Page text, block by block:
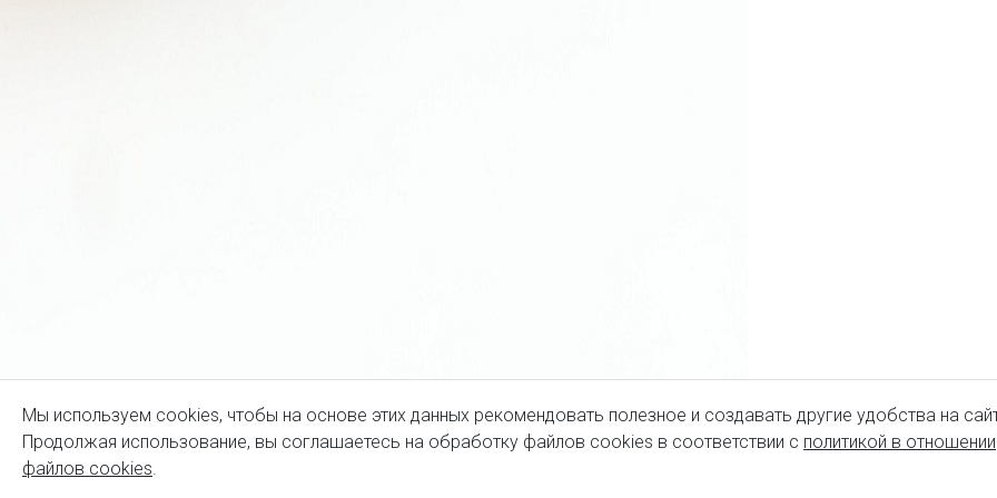
Мы используем cookies, чтобы на основе этих данных рекомендовать полезное и создавать другие удобства на
Продолжая использование, вы соглашаетесь на обработку файлов cookies в соответствии с политикой в отношении
файлов cookies.